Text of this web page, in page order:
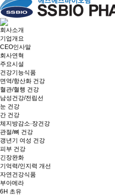
회사소개
기업개요
CEO인사말
회사연혁
주요시설
건강기능식품
면역/항산화 건강
혈관/혈행 건강
남성건강/전립선
눈 건강
간 건강
체지방감소·장건강
관절/뼈 건강
갱년기 여성 건강
피부 건강
긴장완화
기억력/인지력 개선
자연건강식품
부아메라
6H 초유